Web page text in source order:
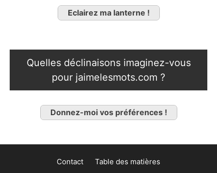
Eclairez ma lanterne !
Quelles déclinaisons imaginez-vous
pour jaimelesmots.com ?
Donnez-moi vos préférences !
Contact Table des matières